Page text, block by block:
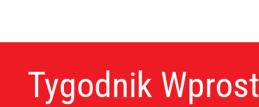
Tygodnik Wprost